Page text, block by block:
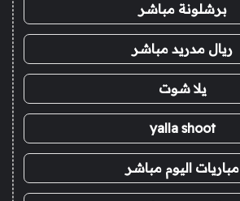
برشلونة مباشر
ريال مدريد مباشر
يلا شوت
yalla shoot
مباريات اليوم مباشر